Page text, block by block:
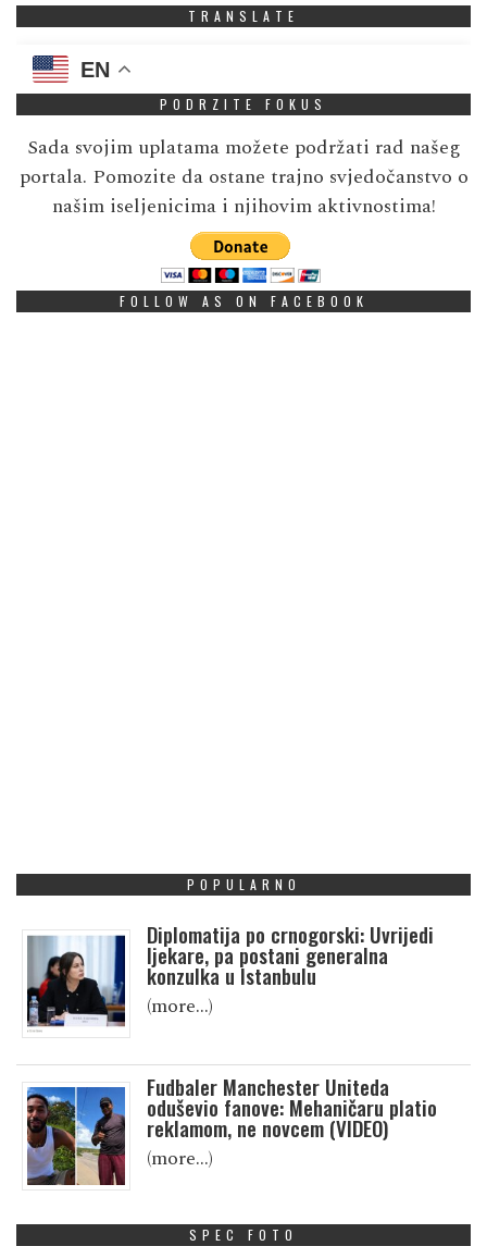
TRANSLATE
EN
PODRZITE FOKUS
Sada svojim uplatama možete podržati rad našeg
portala. Pomozite da ostane trajno svjedočanstvo o
našim iseljenicima i njihovim aktivnostima!
FOLLOW AS ON FACEBOOK
POPULARNO
Diplomatija po crnogorski: Uvrijedi
ljekare, pa postani generalna
konzulka u Istanbulu
(more…)
Fudbaler Manchester Uniteda
oduševio fanove: Mehaničaru platio
reklamom, ne novcem (VIDEO)
(more…)
SPEC FOTO